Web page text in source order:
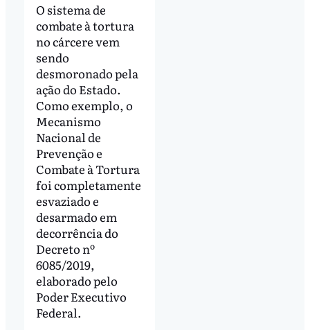
O sistema de
combate à tortura
no cárcere vem
sendo
desmoronado pela
ação do Estado.
Como exemplo, o
Mecanismo
Nacional de
Prevenção e
Combate à Tortura
foi completamente
esvaziado e
desarmado em
decorrência do
Decreto nº
6085/2019,
elaborado pelo
Poder Executivo
Federal.